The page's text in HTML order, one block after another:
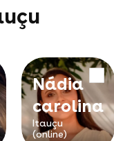
Nádia
carolina
Itauçu
(online)